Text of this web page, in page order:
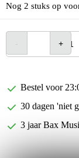
Nog 2 stuks op
Bestel voor
30 dagen 'niet
3 jaar Bax